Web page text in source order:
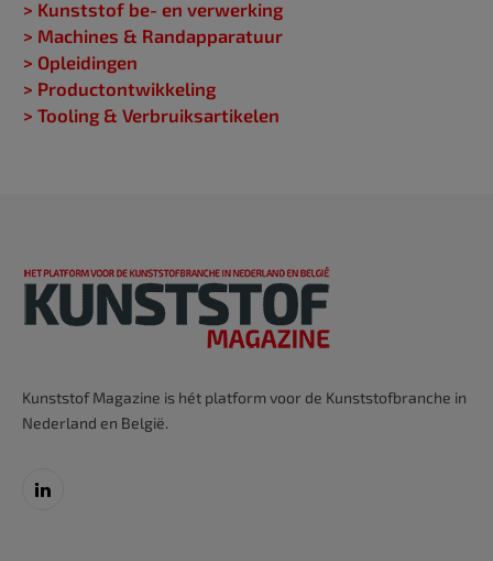
> Kunststof be- en verwerking
> Machines & Randapparatuur
> Opleidingen
> Productontwikkeling
> Tooling & Verbruiksartikelen
Kunststof Magazine is hét platform voor de Kunststofbranche in
Nederland en België.
LinkedIn